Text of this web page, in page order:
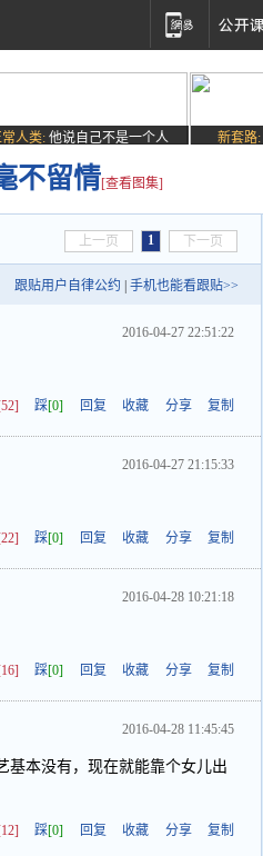
人类: 他说自己不是一个人 新套路:
不留情[查看图集]
上一页 1 下一页
跟贴用户自律公约 手机也能看跟贴>>
2016-04-27 22:51:22
踩[0] 回复 收藏 分享 复制
2016-04-27 21:15:33
踩[0] 回复 收藏 分享 复制
2016-04-28 10:21:18
踩[0] 回复 收藏 分享 复制
2016-04-28 11:45:45
基本没有，现在就能靠个女儿出
踩[0] 回复 收藏 分享 复制